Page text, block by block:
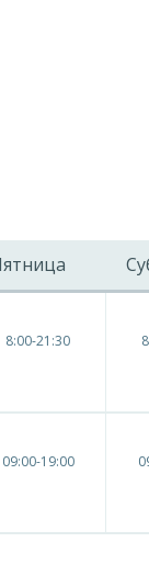
8:00-21:30
09:00-19:00